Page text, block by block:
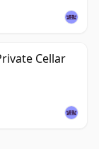
Cellar